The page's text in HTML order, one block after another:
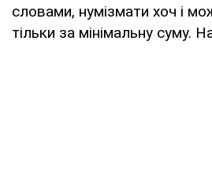
словами, нумізмати хоч і
тільки за мінімальну суму.